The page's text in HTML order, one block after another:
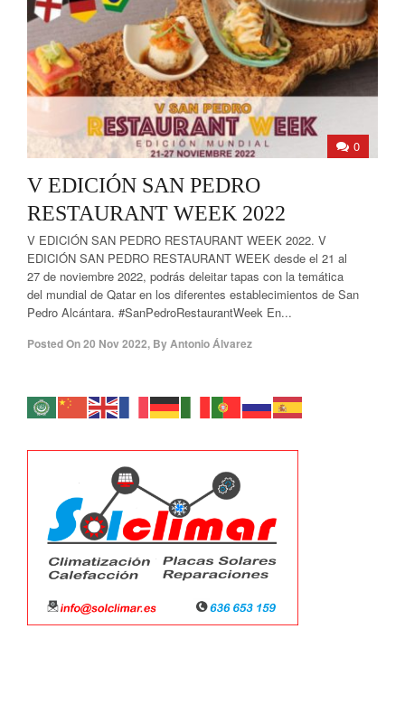
0
V EDICIÓN SAN PEDRO
RESTAURANT WEEK 2022
V EDICIÓN SAN PEDRO RESTAURANT WEEK 2022. V
EDICIÓN SAN PEDRO RESTAURANT WEEK desde el 21 al
27 de noviembre 2022, podrás deleitar tapas con la temática
del mundial de Qatar en los diferentes establecimientos de San
Pedro Alcántara. #SanPedroRestaurantWeek En...
Posted On20 Nov 2022, ByAntonio Álvarez